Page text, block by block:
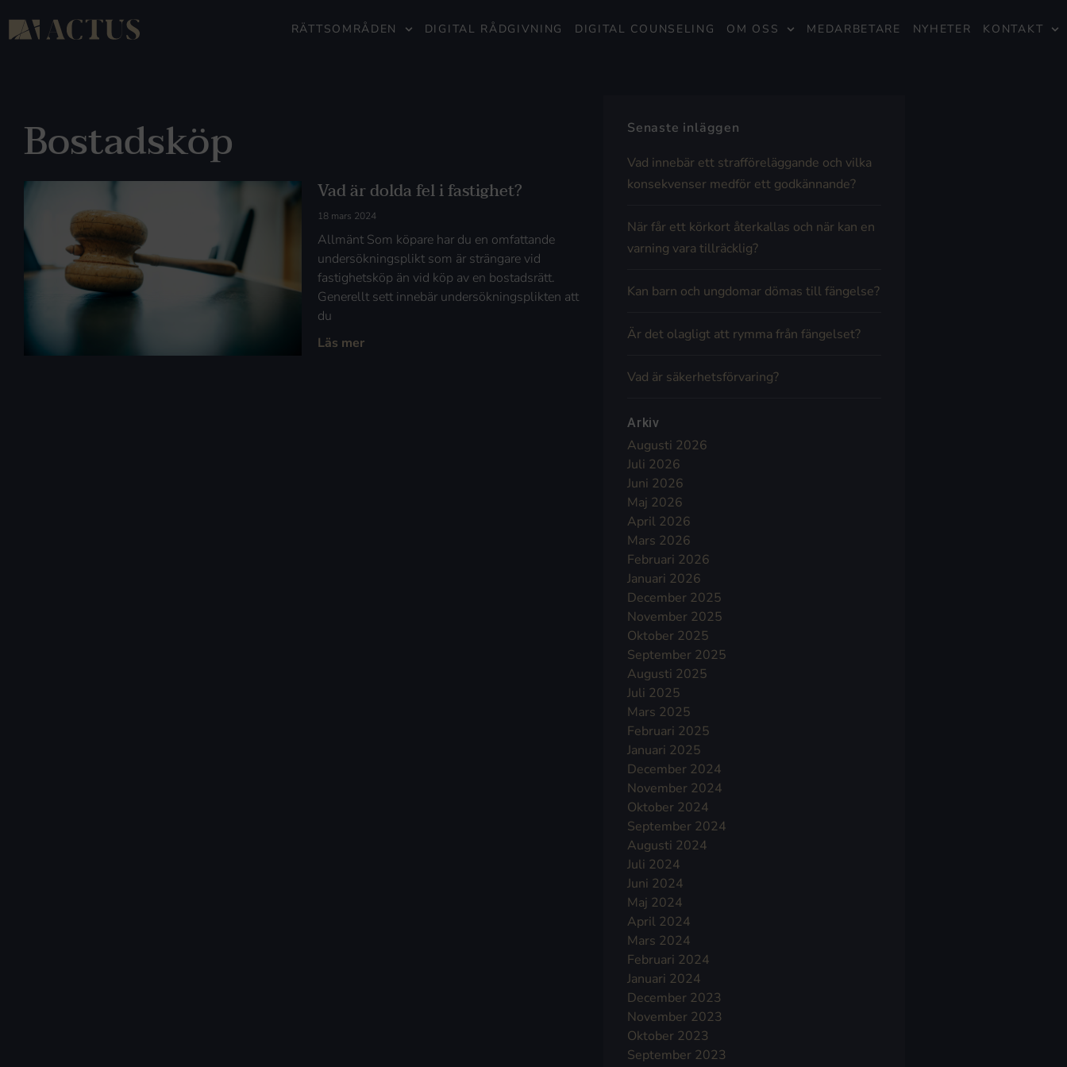
RÄTTSOMRÅDEN DIGITAL RÅDGIVNING DIGITAL COUNSELING OM OSS MEDARBETARE NYHETER KONTAKT
Bostadsköp
Vad är dolda fel i fastighet?
18 mars 2024
Allmänt Som köpare har du en omfattande
undersökningsplikt som är strängare vid
fastighetsköp än vid köp av en bostadsrätt.
Generellt sett innebär undersökningsplikten att
du
Läs mer
Senaste inläggen
Vad innebär ett strafföreläggande och vilka
konsekvenser medför ett godkännande?
När får ett körkort återkallas och när kan en
varning vara tillräcklig?
Kan barn och ungdomar dömas till fängelse?
Är det olagligt att rymma från fängelset?
Vad är säkerhetsförvaring?
Arkiv
Augusti 2026
Juli 2026
Juni 2026
Maj 2026
April 2026
Mars 2026
Februari 2026
Januari 2026
December 2025
November 2025
Oktober 2025
September 2025
Augusti 2025
Juli 2025
Mars 2025
Februari 2025
Januari 2025
December 2024
November 2024
Oktober 2024
September 2024
Augusti 2024
Juli 2024
Juni 2024
Maj 2024
April 2024
Mars 2024
Februari 2024
Januari 2024
December 2023
November 2023
Oktober 2023
September 2023